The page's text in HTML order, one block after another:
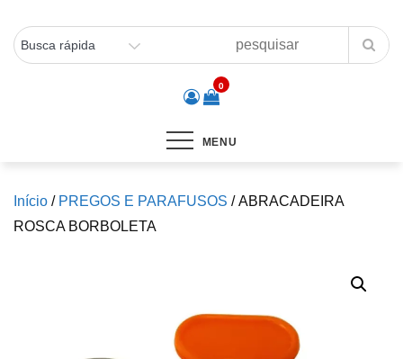
0
MENU
Início / PREGOS E PARAFUSOS / ABRACADEIRA
ROSCA BORBOLETA